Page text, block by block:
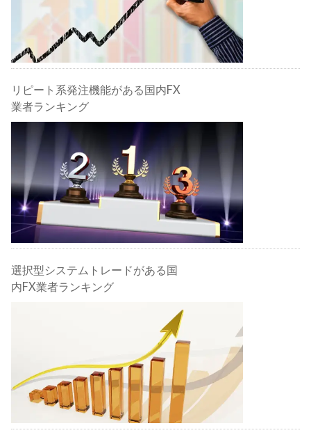
リピート系発注機能がある国内FX
業者ランキング
選択型システムトレードがある国
内FX業者ランキング